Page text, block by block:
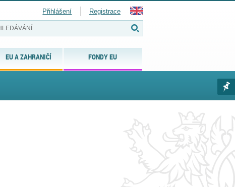
EU A ZAHRANIČÍ FONDY EU
Přihlášení Registrace